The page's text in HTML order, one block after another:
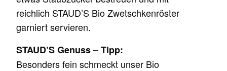
reichlich STAUD’S Bio Zwetschkenröster
garniert servieren.
STAUD’S Genuss – Tipp:
Besonders fein schmeckt unser Bio